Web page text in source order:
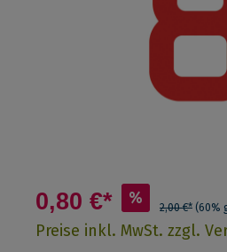
0,80 €* % 2,00 €* (60%
Preise inkl. MwSt. zzgl.